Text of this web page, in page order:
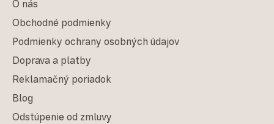
O nás
Obchodné podmienky
Podmienky ochrany osobných údajov
Doprava a platby
Reklamačný poriadok
Blog
Odstúpenie od zmluvy